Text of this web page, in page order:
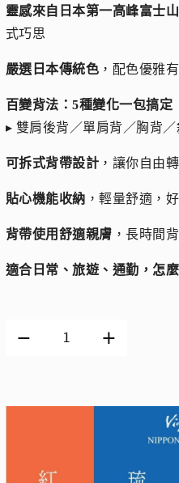
靈感來自日本第一高峰富士山
式巧思
嚴選日本傳統色 ，配色優雅
百變背法：5種變化一包搞定
▸ 雙肩後背／單肩背／胸背
可拆式背帶設計 ，讓你自由
貼心機能收納 ，輕量舒適，
背帶使用舒適親膚 ，長時間
適合日常、旅遊、通勤，怎